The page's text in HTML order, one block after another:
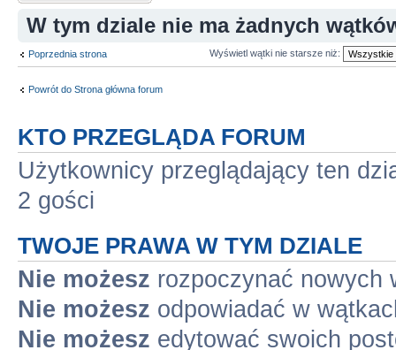
W tym dziale nie ma żadnych
Poprzednia strona Wyświetl wątki nie starsze niż:
Powrót do Strona główna forum
KTO PRZEGLĄDA FORUM
Użytkownicy przeglądający ten
2 gości
TWOJE PRAWA W TYM DZIALE
Nie możesz rozpoczynać nowych
Nie możesz odpowiadać w
Nie możesz edytować swoich